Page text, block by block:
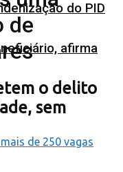
do PID
afirma
de
o delito
sem